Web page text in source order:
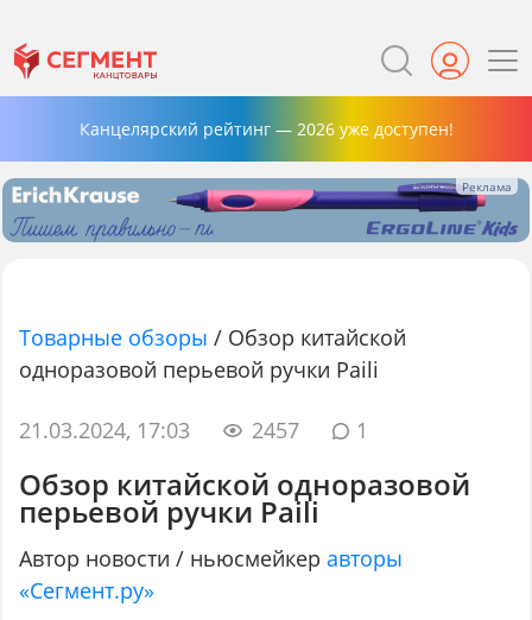
Канцелярский рейтинг — 2026 уже доступен!
Товарные обзоры / Обзор китайской
одноразовой перьевой ручки Paili
21.03.2024, 17:03 2457 1
Обзор китайской одноразовой
перьевой ручки Paili
Автор новости / ньюсмейкеравторы
«Сегмент.ру»